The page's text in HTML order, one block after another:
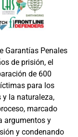
Garantías Penales
de prisión, el
de 600
para los
y la naturaleza,
marcado
argumentos y
y condenando